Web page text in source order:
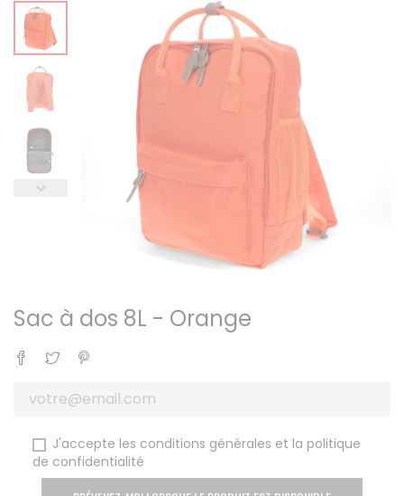
Sac à dos 8L - Orange
Partager
Tweet
J'accepte les conditions générales et la politique
de confidentialité